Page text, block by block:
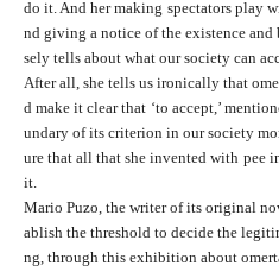
do it. And her making spectators play
nd giving a notice of the existence
sely tells about what our society can
After all, she tells us ironically that
d make it clear that ‘to accept,’
undary of its criterion in our society
ure that all that she invented with pee
it.
Mario Puzo, the writer of its original
ablish the threshold to decide the
ng, through this exhibition about